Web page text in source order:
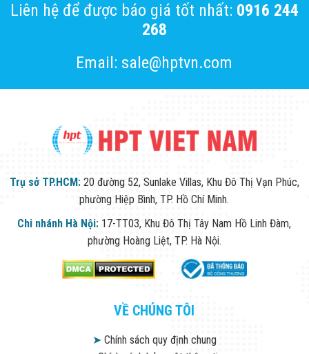
Liên hệ để được báo giá tốt nhất: 0916 244
268
Email: sale@hptvn.com
Trụ sở TP.HCM: 20 đường 52, Sunlake Villas, Khu Đô Thị Vạn Phúc,
phường Hiệp Bình, TP. Hồ Chí Minh.
Chi nhánh Hà Nội: 17-TT03, Khu Đô Thị Tây Nam Hồ Linh Đàm,
phường Hoàng Liệt, TP. Hà Nội.
VỀ CHÚNG TÔI
➤Chính sách quy định chung